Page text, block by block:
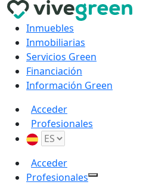
Inmuebles
Inmobiliarias
Servicios Green
Financiación
Información Green
Acceder
Profesionales
Acceder
Profesionales